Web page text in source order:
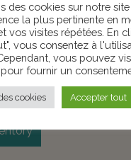
(on request)
protectors
to bring your own
or sleeping bags!
des cookies sur notre
la plus pertinente en
vos visites répétées. En
vous consentez à
vous pouvez
fournir un
cookies Accepter tout